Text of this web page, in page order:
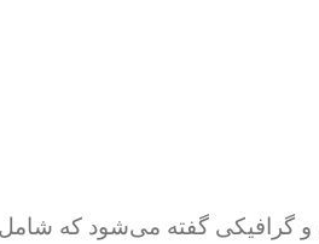
و گرافیکی گفته می‌شود که